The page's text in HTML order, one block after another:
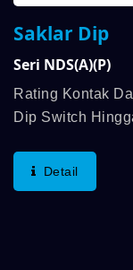
Saklar Dip
Seri NDS(A)(P)
Rating Kontak
Dip Switch
Adalah 1000gf,
-40℃...
Detail